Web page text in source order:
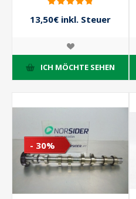
13,50€ inkl. Steuer
ICH MÖCHTE SEHEN
- 30%